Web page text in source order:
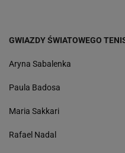
GWIAZDY ŚWIATOWEGO
Aryna Sabalenka
Paula Badosa
Maria Sakkari
Rafael Nadal